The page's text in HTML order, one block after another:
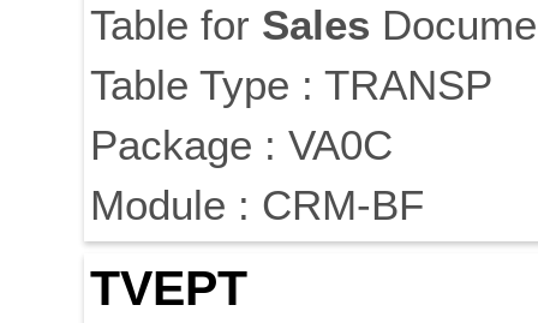
Table for Sales
Table Type : TRANSP
Package : VA0C
Module : CRM-BF
TVEPT